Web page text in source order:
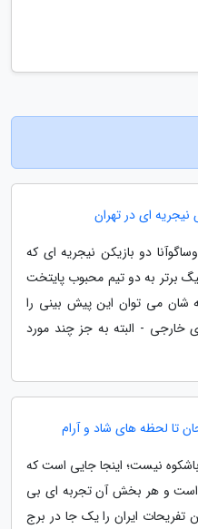
نیجریه ای در تهران
دو بازیکن نیجریه ای که
برتر به دو تیم محبوب پایتخت
شان می توان این پیش بینی را
- البته به جز چند مورد
تا لحظه های شاد و آرام
باشکوه نیست؛ اینجا جایی است که
و هر بخش آن تجربه ای بی
تفریحات ایران را یک جا در برج